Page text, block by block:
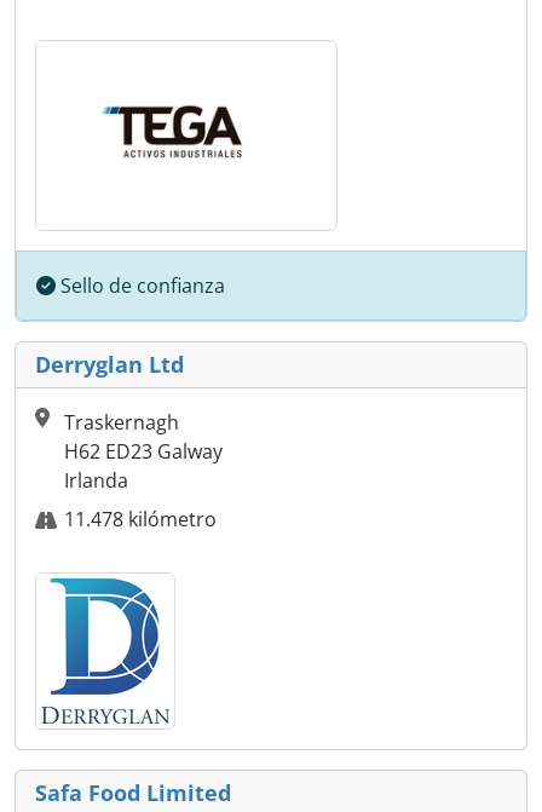
Sello de confianza
Derryglan Ltd
Traskernagh
H62 ED23 Galway
Irlanda
11.478 kilómetro
Safa Food Limited